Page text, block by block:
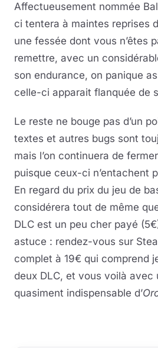
Affectueusement nommée
ci tentera à maintes reprises
une fessée dont vous n’êtes
remettre, avec un
son endurance, on panique
celle-ci apparait flanquée de
Le reste ne bouge pas d’un
textes et autres bugs sont
mais l’on continuera de
puisque ceux-ci n’entachent
En regard du prix du jeu de
considérera tout de même
DLC est un peu cher payé
astuce : rendez-vous sur
complet à 19€ qui comprend
deux DLC, et vous voilà avec
quasiment indispensable d’